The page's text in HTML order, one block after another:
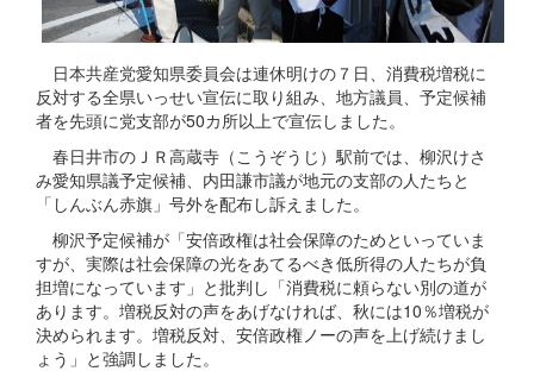
日本共産党愛知県委員会は連休明けの７日、消費税増税に
反対する全県いっせい宣伝に取り組み、地方議員、予定候補
者を先頭に党支部が50カ所以上で宣伝しました。
春日井市のＪＲ高蔵寺（こうぞうじ）駅前では、柳沢けさ
み愛知県議予定候補、内田謙市議が地元の支部の人たちと
「しんぶん赤旗」号外を配布し訴えました。
柳沢予定候補が「安倍政権は社会保障のためといっていま
すが、実際は社会保障の光をあてるべき低所得の人たちが負
担増になっています」と批判し「消費税に頼らない別の道が
あります。増税反対の声をあげなければ、秋には10％増税が
決められます。増税反対、安倍政権ノーの声を上げ続けまし
ょう」と強調しました。